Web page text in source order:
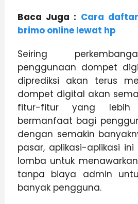
Baca Juga : Cara
brimo online lewat hp
Seiring
penggunaan dompet
diprediksi akan terus
dompet digital akan
fitur-fitur yang
bermanfaat bagi
dengan semakin
pasar, aplikasi-aplikasi
lomba untuk
tanpa biaya admin
banyak pengguna.